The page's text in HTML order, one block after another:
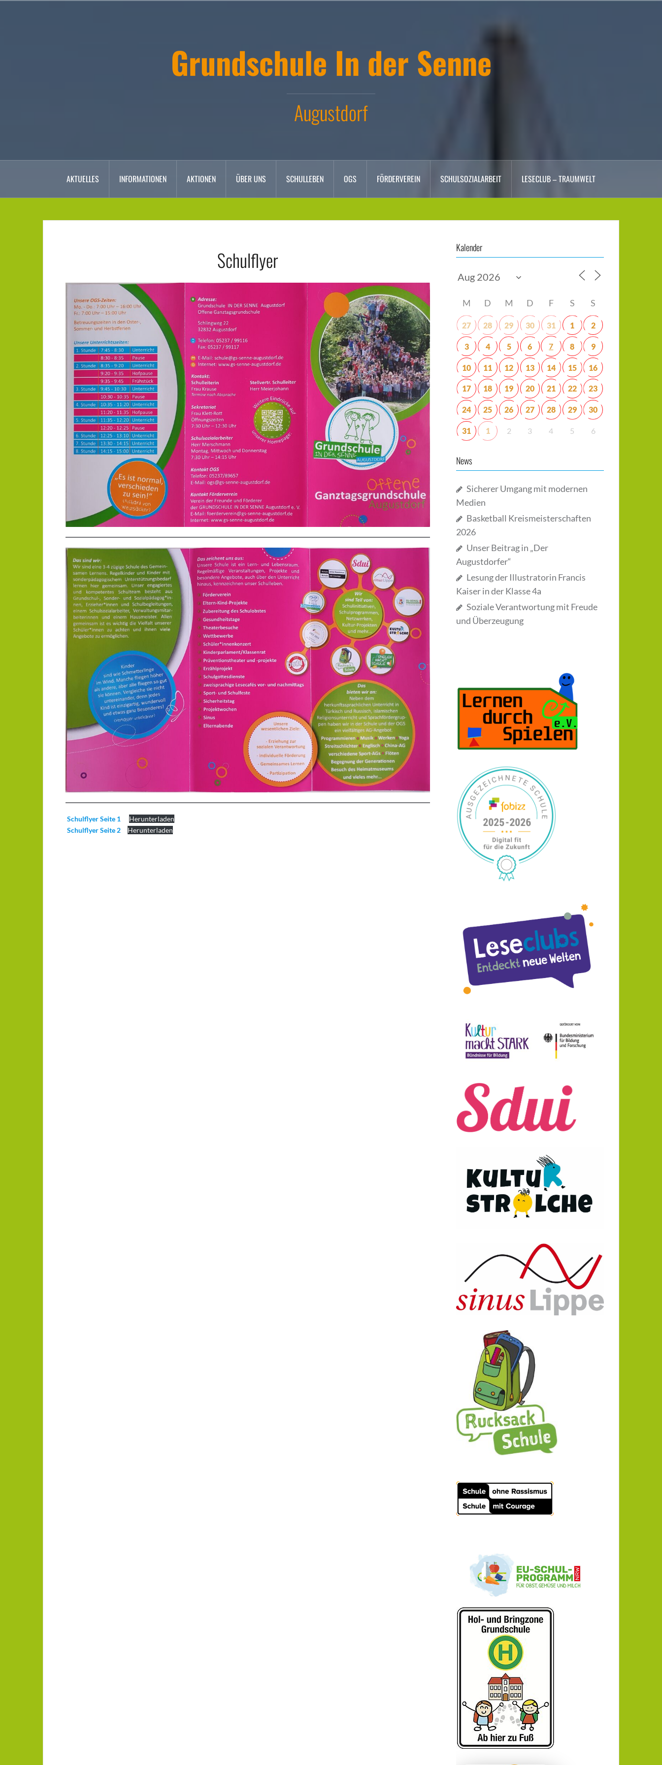
Grundschule In der Senne
Augustdorf
AKTUELLES INFORMATIONEN AKTIONEN ÜBER UNS SCHULLEBEN OGS FÖRDERVEREIN SCHULSOZIALARBEIT LESECLUB – TRAUMWELT
Schulflyer
Schulflyer Seite 1
Herunterladen
Schulflyer Seite 2
Herunterladen
Kalender
M D M D F S S
27 28 29 30 31 1 2
3 4 5 6 7 8 9
10 11 12 13 14 15 16
17 18 19 20 21 22 23
24 25 26 27 28 29 30
31 1 2 3 4 5 6
News
Sicherer Umgang mit modernen
Medien
Basketball Kreismeisterschaften
2026
Unser Beitrag in „Der
Augustdorfer“
Lesung der Illustratorin Francis
Kaiser in der Klasse 4a
Soziale Verantwortung mit Freude
und Überzeugung